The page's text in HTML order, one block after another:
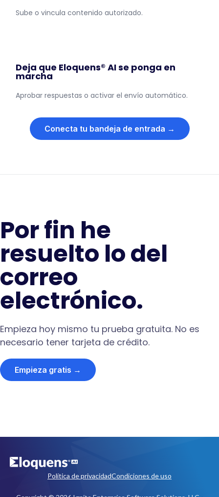
Sube o vincula contenido autorizado.
Deja que Eloquens® AI se ponga en
marcha
Aprobar respuestas o activar el envío automático.
Conecta tu bandeja de entrada →
Por fin he
resuelto lo del
correo
electrónico.
Empieza hoy mismo tu prueba gratuita. No es
necesario tener tarjeta de crédito.
Empieza gratis →
Política de privacidadCondiciones de uso